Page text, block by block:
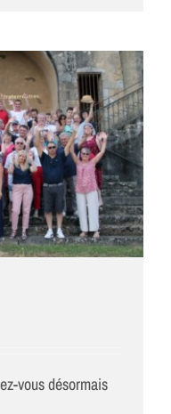
vous désormais